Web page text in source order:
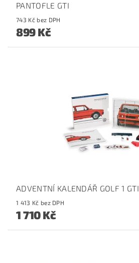
PANTOFLE GTI
743 Kč bez DPH
899 Kč
ADVENTNÍ KALENDÁŘ GOLF 1 GTI
1 413 Kč bez DPH
1 710 Kč